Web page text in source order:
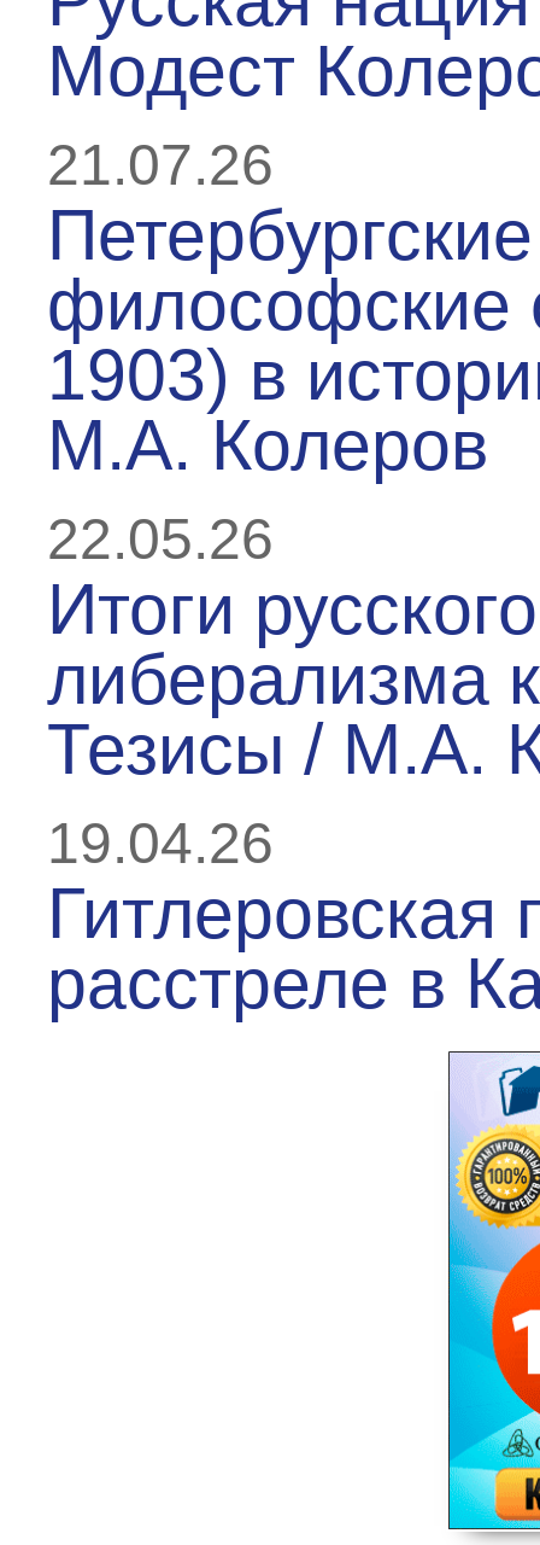
Модест
21.07.26
философские
1903) в
М.А. Колеров
22.05.26
Итоги
либерализма
Тезисы / М.А.
19.04.26
Гитлеровская
расстреле в